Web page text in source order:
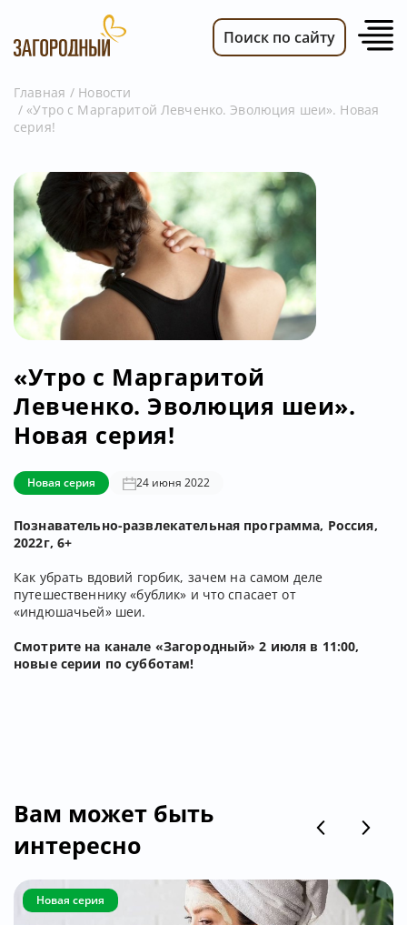
ВИДЕО
ПЕРЕДАЧИ
ТЕЛЕПРОГРАММА
РЕКЛАМОДАТЕЛЯМ
Поиск по сайту
Главная
Новости
«Утро с Маргаритой Левченко. Эволюция шеи». Новая
серия!
Новая серия 24 июня 2022
«Утро с Маргаритой
Левченко. Эволюция шеи».
Новая серия!
Познавательно-развлекательная программа, Россия,
2022г, 6+
Как убрать вдовий горбик, зачем на самом деле
путешественнику «бублик» и что спасает от
«индюшачьей» шеи.
Смотрите на канале «Загородный» 2 июля в 11:00,
новые серии по субботам!
Вам может быть
интересно
Новая серия